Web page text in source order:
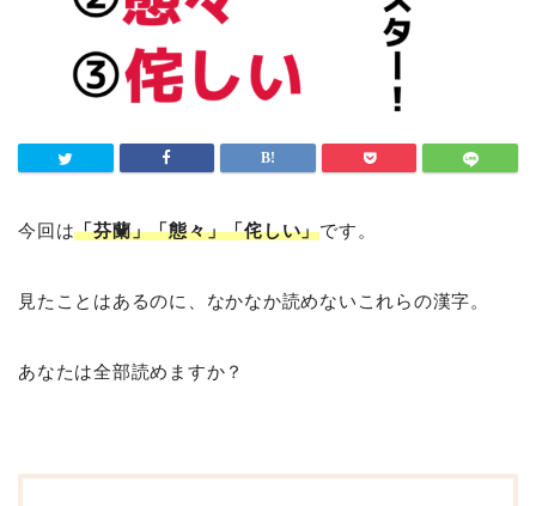
今回は「芬蘭」「態々」「侘しい」です。
見たことはあるのに、なかなか読めないこれらの漢字。
あなたは全部読めますか？